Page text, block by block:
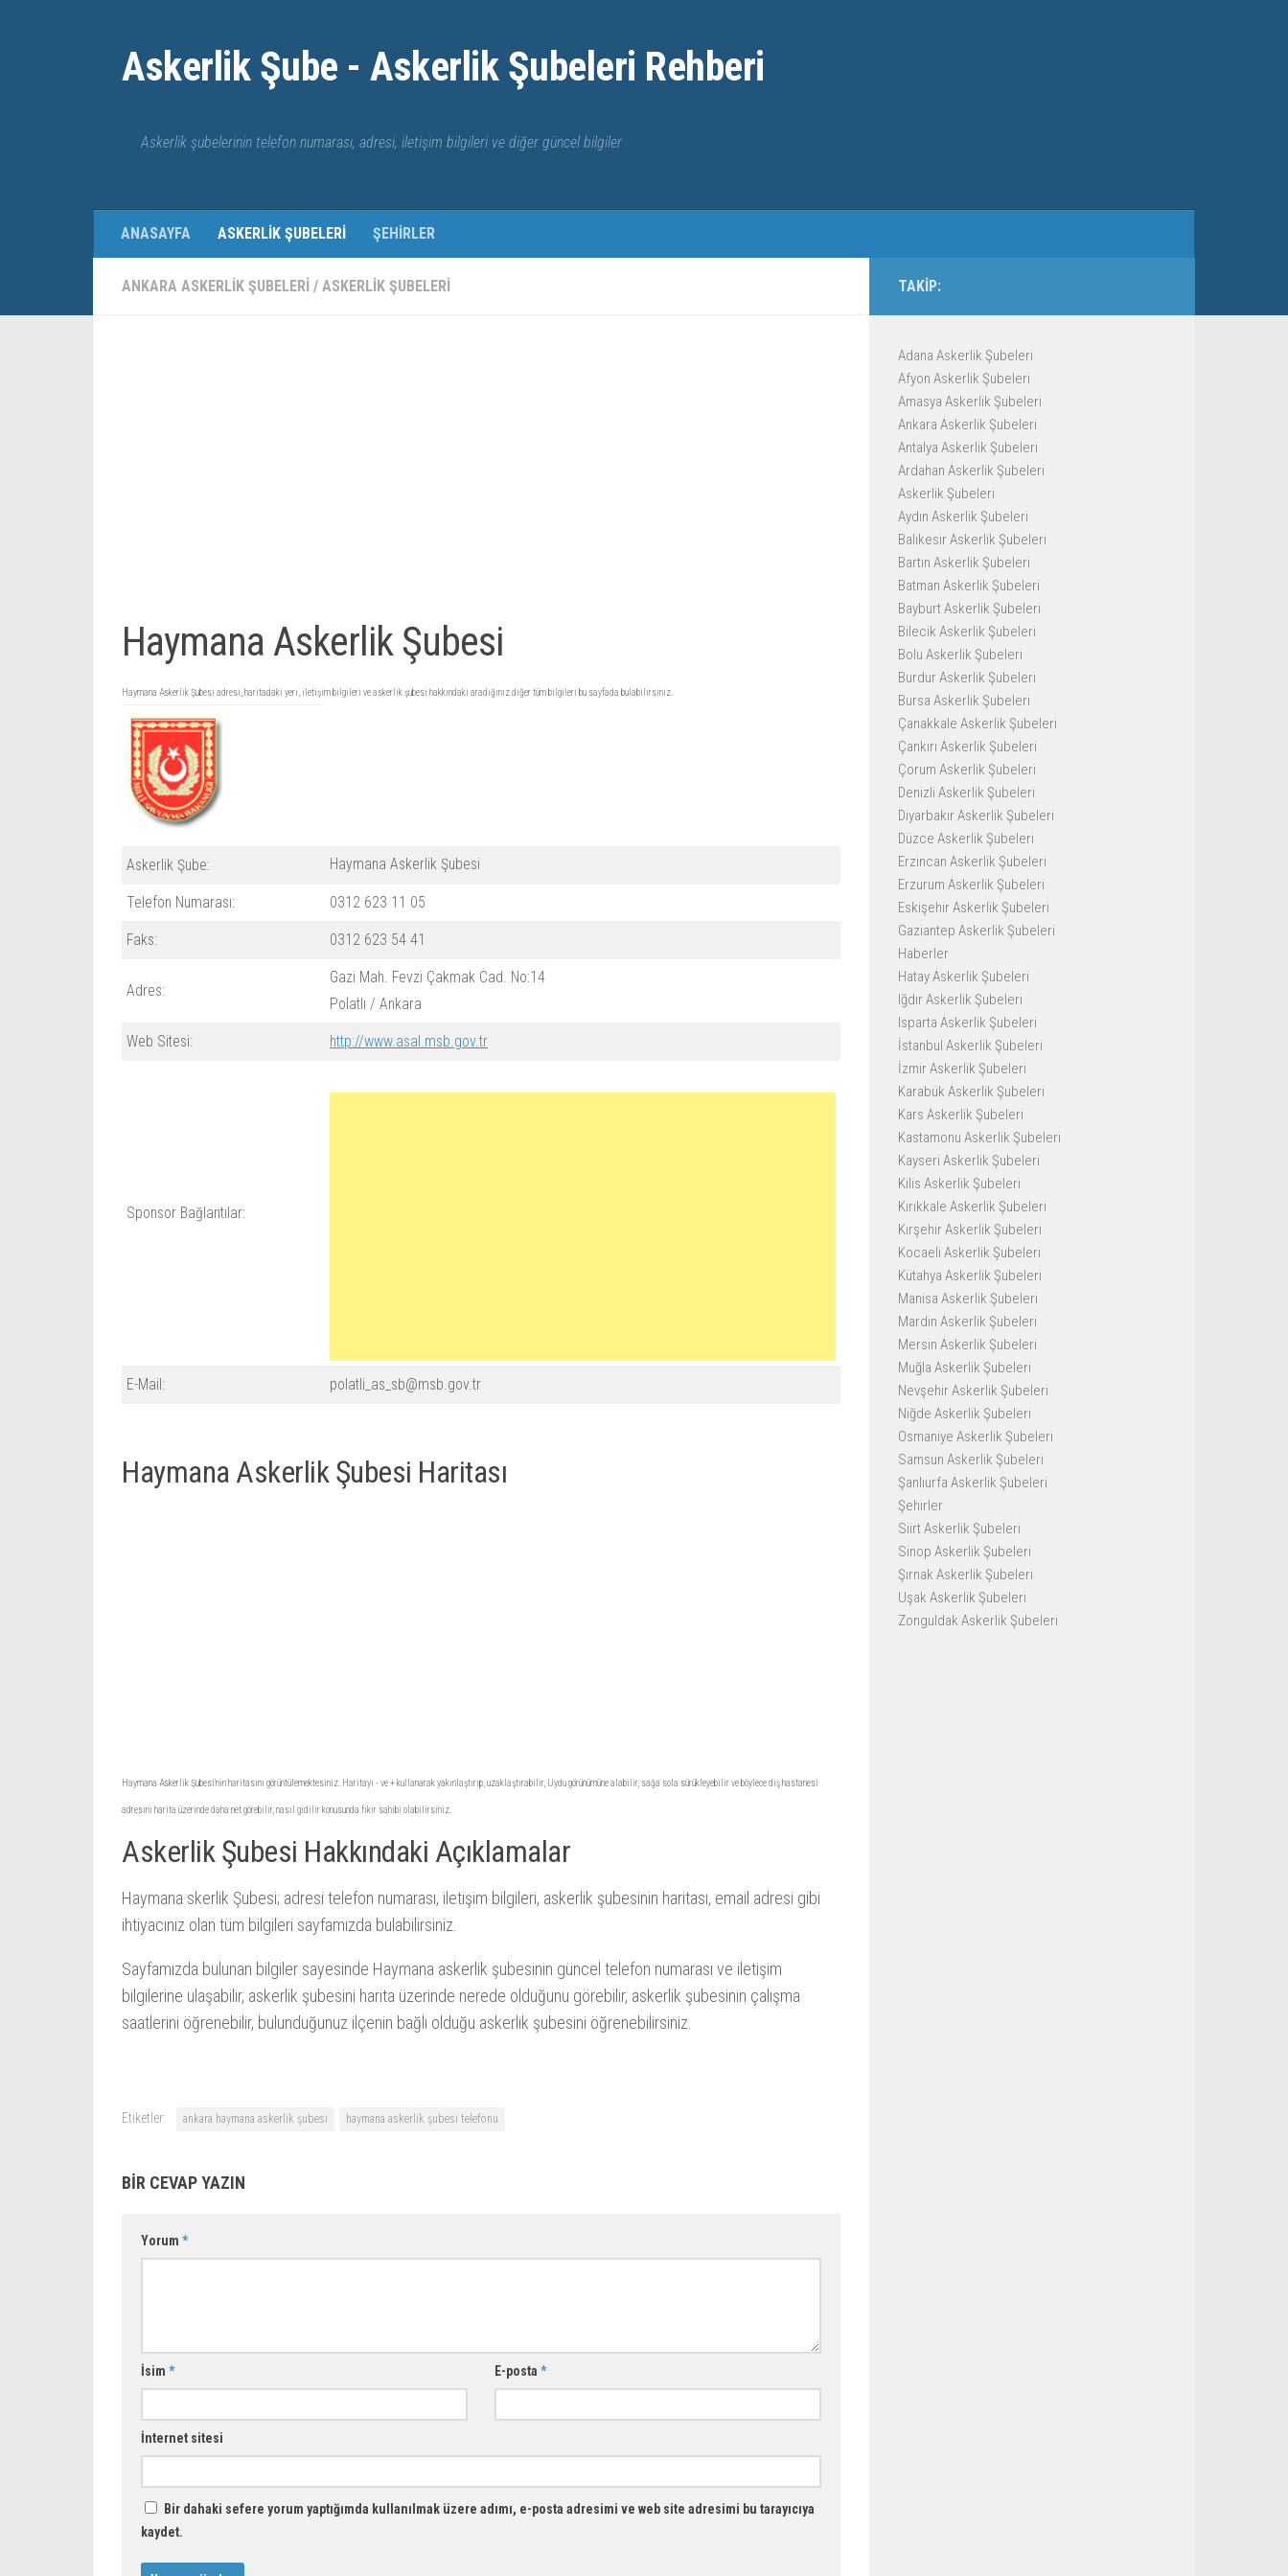
Askerlik Şube - Askerlik Şubeleri Rehberi
Askerlik şubelerinin telefon numarası, adresi, iletişim bilgileri ve diğer güncel bilgiler
ANASAYFA ASKERLIK ŞUBELERI ŞEHIRLER
ANKARA ASKERLIK ŞUBELERI / ASKERLIK ŞUBELERI
Haymana Askerlik Şubesi
Haymana Askerlik Şubesi adresi, haritadaki yeri, iletişim bilgileri ve askerlik şubesi hakkındaki aradığınız diğer tüm bilgileri bu sayfada bulabilirsiniz.
Askerlik Şube: Haymana Askerlik Şubesi
Telefon Numarası: 0312 623 11 05
Faks: 0312 623 54 41
Adres:
Gazi Mah. Fevzi Çakmak Cad. No:14
Polatlı / Ankara
Web Sitesi: http://www.asal.msb.gov.tr
Sponsor Bağlantılar:
E-Mail: polatli_as_sb@msb.gov.tr
Haymana Askerlik Şubesi Haritası
Haymana Askerlik Şubesi'nin haritasını görüntülemektesiniz. Haritayı - ve + kullanarak yakınlaştırıp, uzaklaştırabilir, Uydu görünümüne alabilir, sağa sola sürükleyebilir ve böylece diş hastanesi
adresini harita üzerinde daha net görebilir, nasıl gidilir konusunda fikir sahibi olabilirsiniz.
Askerlik Şubesi Hakkındaki Açıklamalar
Haymana skerlik Şubesi; adresi telefon numarası, iletişim bilgileri, askerlik şubesinin haritası, email adresi gibi
ihtiyacınız olan tüm bilgileri sayfamızda bulabilirsiniz.
Sayfamızda bulunan bilgiler sayesinde Haymana askerlik şubesinin güncel telefon numarası ve iletişim
bilgilerine ulaşabilir, askerlik şubesini harita üzerinde nerede olduğunu görebilir, askerlik şubesinin çalışma
saatlerini öğrenebilir, bulunduğunuz ilçenin bağlı olduğu askerlik şubesini öğrenebilirsiniz.
Etiketler: ankara haymana askerlik şubesi haymana askerlik şubesi telefonu
BIR CEVAP YAZIN
Yorum *
İsim * E-posta*
İnternet sitesi
Bir dahaki sefere yorum yaptığımda kullanılmak üzere adımı, e-posta adresimi ve web site adresimi bu tarayıcıya
kaydet.
TAKIP:
Adana Askerlik Şubeleri
Afyon Askerlik Şubeleri
Amasya Askerlik Şubeleri
Ankara Askerlik Şubeleri
Antalya Askerlik Şubeleri
Ardahan Askerlik Şubeleri
Askerlik Şubeleri
Aydın Askerlik Şubeleri
Balıkesir Askerlik Şubeleri
Bartın Askerlik Şubeleri
Batman Askerlik Şubeleri
Bayburt Askerlik Şubeleri
Bilecik Askerlik Şubeleri
Bolu Askerlik Şubeleri
Burdur Askerlik Şubeleri
Bursa Askerlik Şubeleri
Çanakkale Askerlik Şubeleri
Çankırı Askerlik Şubeleri
Çorum Askerlik Şubeleri
Denizli Askerlik Şubeleri
Diyarbakır Askerlik Şubeleri
Düzce Askerlik Şubeleri
Erzincan Askerlik Şubeleri
Erzurum Askerlik Şubeleri
Eskişehir Askerlik Şubeleri
Gaziantep Askerlik Şubeleri
Haberler
Hatay Askerlik Şubeleri
Iğdır Askerlik Şubeleri
Isparta Askerlik Şubeleri
İstanbul Askerlik Şubeleri
İzmir Askerlik Şubeleri
Karabük Askerlik Şubeleri
Kars Askerlik Şubeleri
Kastamonu Askerlik Şubeleri
Kayseri Askerlik Şubeleri
Kilis Askerlik Şubeleri
Kırıkkale Askerlik Şubeleri
Kırşehir Askerlik Şubeleri
Kocaeli Askerlik Şubeleri
Kütahya Askerlik Şubeleri
Manisa Askerlik Şubeleri
Mardin Askerlik Şubeleri
Mersin Askerlik Şubeleri
Muğla Askerlik Şubeleri
Nevşehir Askerlik Şubeleri
Niğde Askerlik Şubeleri
Osmaniye Askerlik Şubeleri
Samsun Askerlik Şubeleri
Şanlıurfa Askerlik Şubeleri
Şehirler
Siirt Askerlik Şubeleri
Sinop Askerlik Şubeleri
Şırnak Askerlik Şubeleri
Uşak Askerlik Şubeleri
Zonguldak Askerlik Şubeleri